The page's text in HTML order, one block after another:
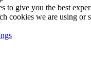
to give you the best
cookies we are using or